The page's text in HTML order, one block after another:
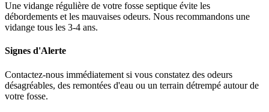
Une vidange régulière de votre fosse septique évite les
débordements et les mauvaises odeurs. Nous recommandons une
vidange tous les 3-4 ans.
Signes d'Alerte
Contactez-nous immédiatement si vous constatez des odeurs
désagréables, des remontées d'eau ou un terrain détrempé autour de
votre fosse.